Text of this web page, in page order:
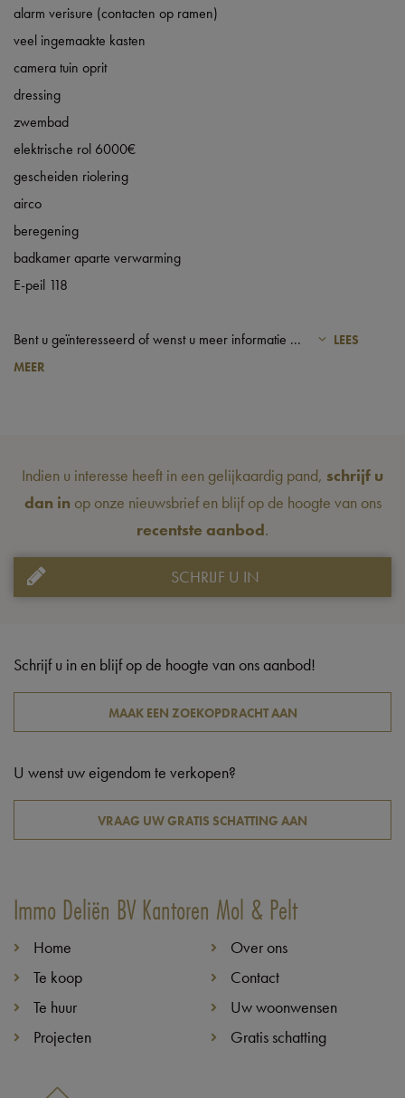
alarm verisure (contacten op ramen)
veel ingemaakte kasten
camera tuin oprit
dressing
zwembad
elektrische rol 6000€
gescheiden riolering
airco
beregening
badkamer aparte verwarming
E-peil 118
Bent u geïnteresseerd of wenst u meer informatie ...
LEES
MEER
Indien u interesse heeft in een gelijkaardig pand, schrijf u
dan in op onze nieuwsbrief en blijf op de hoogte van ons
recentste aanbod.
SCHRIJF U IN
Immo Deliën BV Kantoren Mol & Pelt
Home
Te koop
Te huur
Projecten
Over ons
Contact
Uw woonwensen
Gratis schatting
Schrijf u in en blijf op de hoogte van ons aanbod!
MAAK EEN ZOEKOPDRACHT AAN
U wenst uw eigendom te verkopen?
VRAAG UW GRATIS SCHATTING AAN